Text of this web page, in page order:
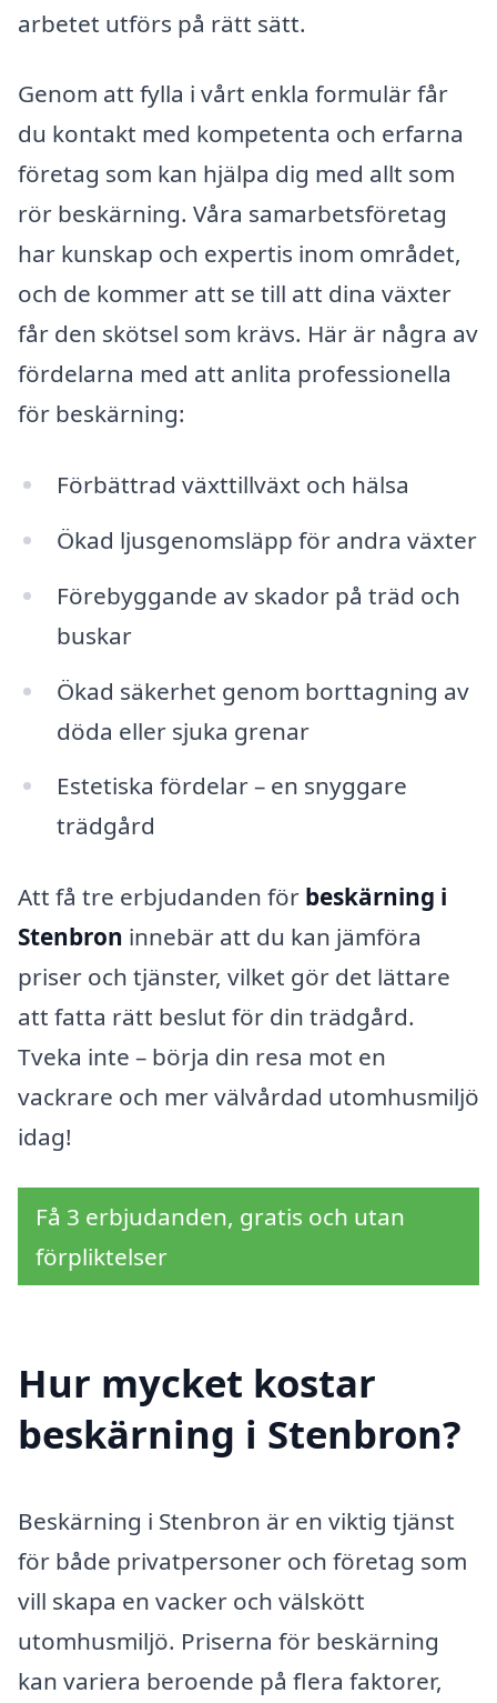
arbetet utförs på rätt sätt.
Genom att fylla i vårt enkla formulär får
du kontakt med kompetenta och erfarna
företag som kan hjälpa dig med allt som
rör beskärning. Våra samarbetsföretag
har kunskap och expertis inom området,
och de kommer att se till att dina växter
får den skötsel som krävs. Här är några av
fördelarna med att anlita professionella
för beskärning:
Förbättrad växttillväxt och hälsa
Ökad ljusgenomsläpp för andra växter
Förebyggande av skador på träd och
buskar
Ökad säkerhet genom borttagning av
döda eller sjuka grenar
Estetiska fördelar – en snyggare
trädgård
Att få tre erbjudanden för beskärning i
Stenbron innebär att du kan jämföra
priser och tjänster, vilket gör det lättare
att fatta rätt beslut för din trädgård.
Tveka inte – börja din resa mot en
vackrare och mer välvårdad utomhusmiljö
idag!
Få 3 erbjudanden, gratis och utan
förpliktelser
Hur mycket kostar
beskärning i Stenbron?
Beskärning i Stenbron är en viktig tjänst
för både privatpersoner och företag som
vill skapa en vacker och välskött
utomhusmiljö. Priserna för beskärning
kan variera beroende på flera faktorer,